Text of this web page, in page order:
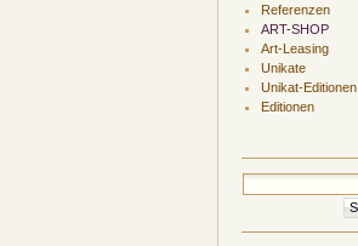
Referenzen
ART-SHOP
Art-Leasing
Unikate
Unikat-Editionen
Editionen